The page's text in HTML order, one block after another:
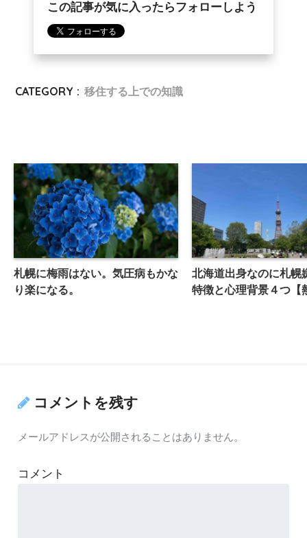
この記事が気に入ったらフォローしよう
CATEGORY : 移住する上での知識
札幌に梅雨はない。気圧病もかな
り楽になる。
北海道出身なのに札幌
特徴と心理背景４つ【
コメントを残す
メールアドレスが公開されることはありません。
コメント